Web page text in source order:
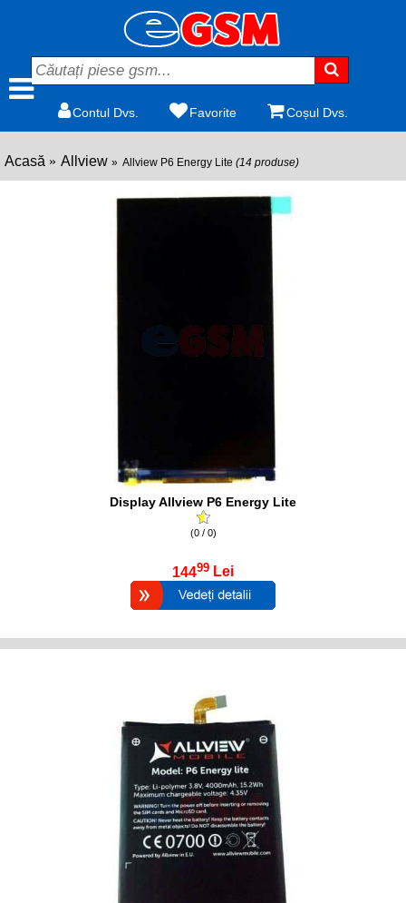
Contul Dvs. Favorite Coșul Dvs.
Acasă Allview Allview P6 Energy Lite (14 produse)
Display Allview P6 Energy Lite
(0 / 0)
14499 Lei